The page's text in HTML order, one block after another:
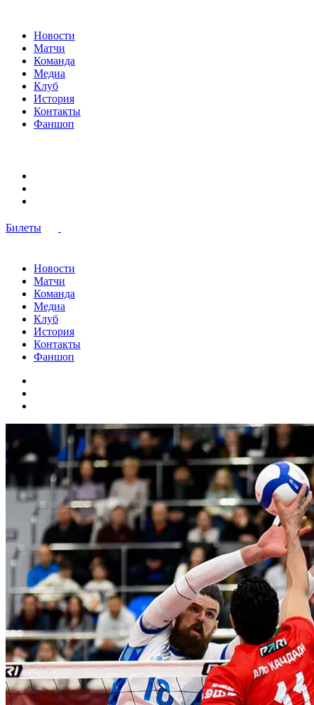
Новости
Матчи
Команда
Медиа
Клуб
История
Контакты
Фаншоп
Билеты
Новости
Матчи
Команда
Медиа
Клуб
История
Контакты
Фаншоп